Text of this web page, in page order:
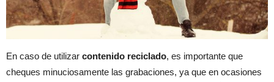
En caso de utilizar contenido reciclado, es importante que
cheques minuciosamente las grabaciones, ya que en ocasiones